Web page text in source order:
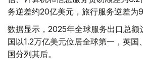
务逆差约20亿美元，旅行服务逆差为
数据显示，2025年全球服务出口总额
国以1.2万亿美元位居全球第一，英国
国分列其后。